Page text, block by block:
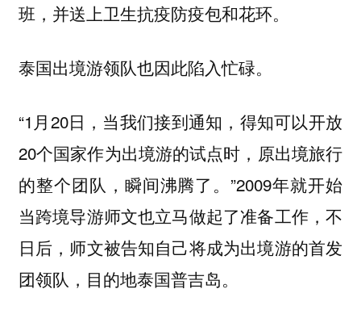
班，并送上卫生抗疫防疫包和花环。
泰国出境游领队也因此陷入忙碌。
“1月20日，当我们接到通知，得知可以开放
20个国家作为出境游的试点时，原出境旅行
的整个团队，瞬间沸腾了。”2009年就开始
当跨境导游师文也立马做起了准备工作，不
日后，师文被告知自己将成为出境游的首发
团领队，目的地泰国普吉岛。